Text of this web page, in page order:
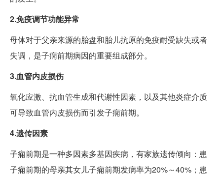
2.免疫调节功能异常
母体对于父亲来源的胎盘和胎儿抗原的免疫耐受缺失或者
失调，是子痫前期病因的重要组成部分。
3.血管内皮损伤
氧化应激、抗血管生成和代谢性因素，以及其他炎症介质
可导致血管内皮损伤而引发子痫前期。
4.遗传因素
子痫前期是一种多因素多基因疾病，有家族遗传倾向：患
子痫前期的母亲其女儿子痫前期发病率为20%～40%；患